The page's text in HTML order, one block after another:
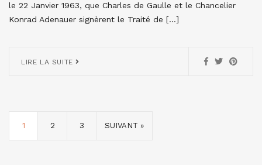
le 22 Janvier 1963, que Charles de Gaulle et le Chancelier
Konrad Adenauer signèrent le Traité de […]
LIRE LA SUITE
1 2 3 SUIVANT »